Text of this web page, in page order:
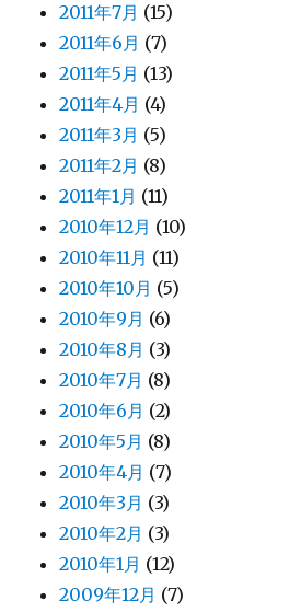
2011年7月 (15)
2011年6月 (7)
2011年5月 (13)
2011年4月 (4)
2011年3月 (5)
2011年2月 (8)
2011年1月 (11)
2010年12月 (10)
2010年11月 (11)
2010年10月 (5)
2010年9月 (6)
2010年8月 (3)
2010年7月 (8)
2010年6月 (2)
2010年5月 (8)
2010年4月 (7)
2010年3月 (3)
2010年2月 (3)
2010年1月 (12)
2009年12月 (7)